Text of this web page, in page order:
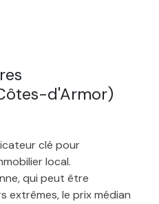
d'Armor)
clé pour
local.
qui peut être
extrêmes, le prix médian